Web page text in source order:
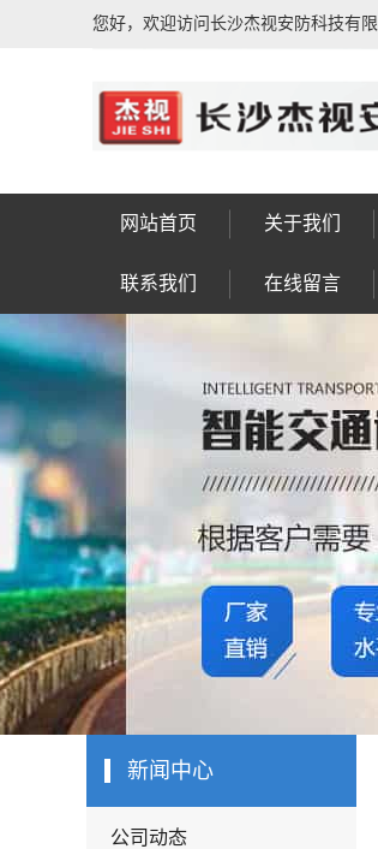
您好，欢迎访问长沙杰视安防科技有限
网站首页 关于我们
公司简介
荣誉资质
公司相册
企业文化
发展历程
售后服务
联系我们
联系我们 在线留言
新闻中心
公司动态